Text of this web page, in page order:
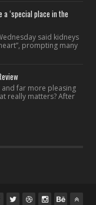
‘special place in the
said kidneys
prompting many
and far more pleasing
really matters? After